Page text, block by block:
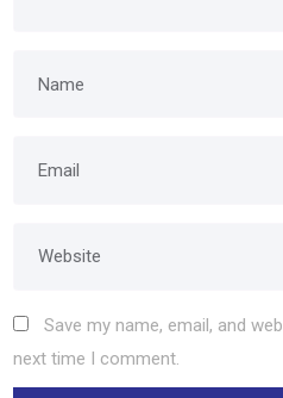
Save my name, email, and
next time I comment.